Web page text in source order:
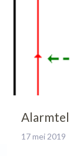
17 mei 2019